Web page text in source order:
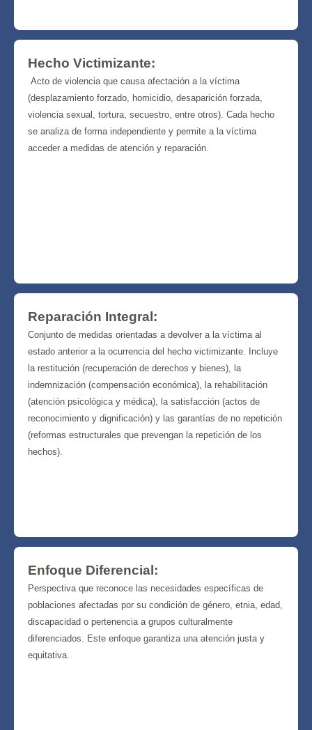
Hecho Victimizante:
Acto de violencia que causa afectación a la víctima
(desplazamiento forzado, homicidio, desaparición forzada,
violencia sexual, tortura, secuestro, entre otros). Cada hecho
se analiza de forma independiente y permite a la víctima
acceder a medidas de atención y reparación.
Reparación Integral:
Conjunto de medidas orientadas a devolver a la víctima al
estado anterior a la ocurrencia del hecho victimizante. Incluye
la restitución (recuperación de derechos y bienes), la
indemnización (compensación económica), la rehabilitación
(atención psicológica y médica), la satisfacción (actos de
reconocimiento y dignificación) y las garantías de no repetición
(reformas estructurales que prevengan la repetición de los
hechos).
Enfoque Diferencial:
Perspectiva que reconoce las necesidades específicas de
poblaciones afectadas por su condición de género, etnia, edad,
discapacidad o pertenencia a grupos culturalmente
diferenciados. Este enfoque garantiza una atención justa y
equitativa.